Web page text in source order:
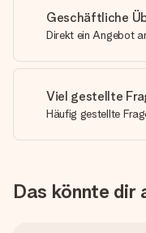
Geschäftliche
Direkt ein Angebot
Viel gestellte
Häufig gestellte
Das könnte dir